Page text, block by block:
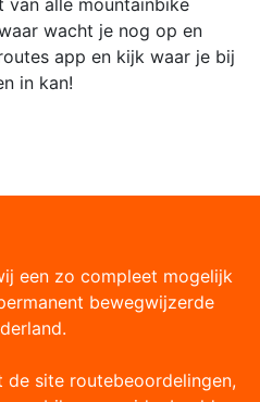
van alle mountainbike
wacht je nog op en
app en kijk waar je bij
in kan!
een zo compleet mogelijk
bewegwijzerde
site routebeoordelingen,